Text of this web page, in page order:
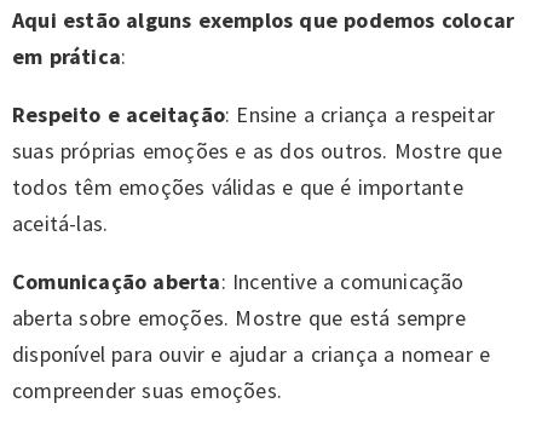
Aqui estão alguns exemplos que podemos colocar
em prática:
Respeito e aceitação: Ensine a criança a respeitar
suas próprias emoções e as dos outros. Mostre que
todos têm emoções válidas e que é importante
aceitá-las.
Comunicação aberta: Incentive a comunicação
aberta sobre emoções. Mostre que está sempre
disponível para ouvir e ajudar a criança a nomear e
compreender suas emoções.